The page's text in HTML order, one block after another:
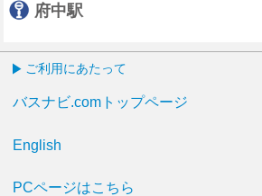
府中駅
ご利用にあたって
バスナビ.comトップページ
English
PCページはこちら